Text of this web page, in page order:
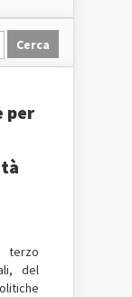
per
terzo
del